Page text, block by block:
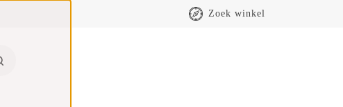
Zoek winkel